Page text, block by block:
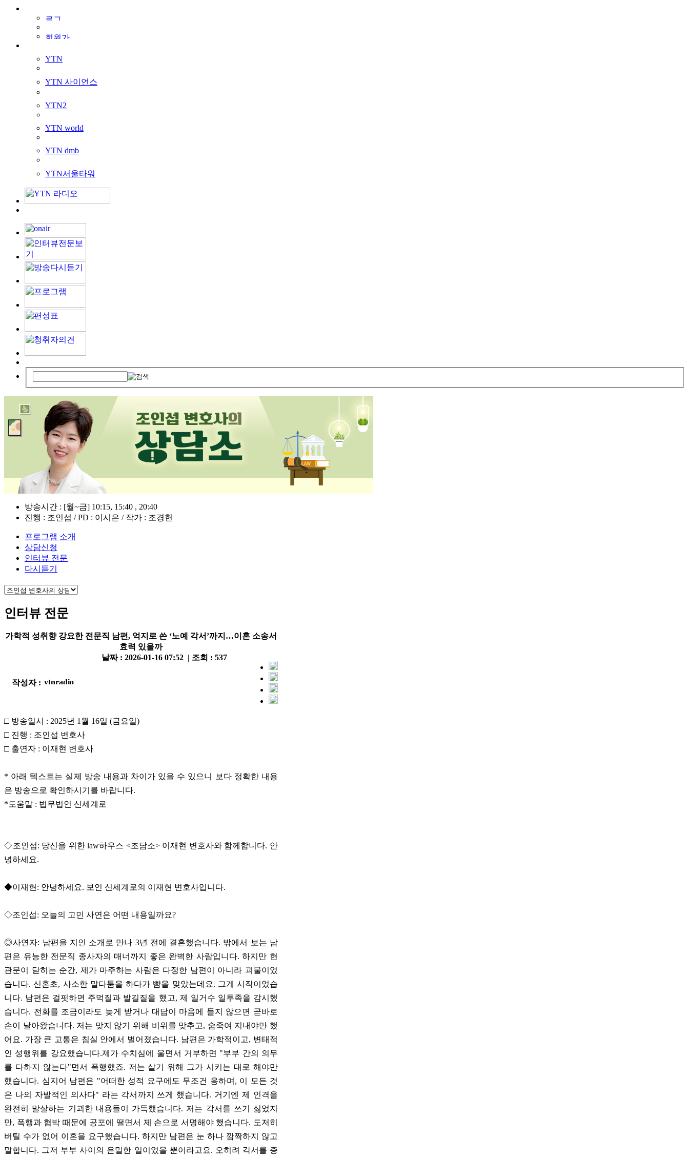
YTN
YTN 사이언스
YTN2
YTN world
YTN dmb
YTN서울타워
방송시간 : [월~금] 10:15, 15:40 , 20:40
진행 : 조인섭 / PD : 이시은 / 작가 : 조경헌
프로그램 소개
상담신청
인터뷰 전문
다시듣기
인터뷰 전문
가학적 성취향 강요한 전문직 남편, 억지로 쓴 ‘노예 각서’까지…이혼 소송서
효력 있을까
작성자 :
날짜 : 2026-01-16 07:52 | 조회 : 537
□ 방송일시 : 2025년 1월 16일 (금요일)
□ 진행 : 조인섭 변호사
□ 출연자 : 이재현 변호사
* 아래 텍스트는 실제 방송 내용과 차이가 있을 수 있으니 보다 정확한 내용
은 방송으로 확인하시기를 바랍니다.
*도움말 : 법무법인 신세계로
◇조인섭: 당신을 위한 law하우스 <조담소> 이재현 변호사와 함께합니다. 안
녕하세요.
◆이재현: 안녕하세요. 보인 신세계로의 이재현 변호사입니다.
◇조인섭: 오늘의 고민 사연은 어떤 내용일까요?
◎사연자: 남편을 지인 소개로 만나 3년 전에 결혼했습니다. 밖에서 보는 남
편은 유능한 전문직 종사자의 매너까지 좋은 완벽한 사람입니다. 하지만 현
관문이 닫히는 순간, 제가 마주하는 사람은 다정한 남편이 아니라 괴물이었
습니다. 신혼초, 사소한 말다툼을 하다가 뺨을 맞았는데요. 그게 시작이었습
니다. 남편은 걸핏하면 주먹질과 발길질을 했고, 제 일거수 일투족을 감시했
습니다. 전화를 조금이라도 늦게 받거나 대답이 마음에 들지 않으면 곧바로
손이 날아왔습니다. 저는 맞지 않기 위해 비위를 맞추고, 숨죽여 지내야만 했
어요. 가장 큰 고통은 침실 안에서 벌어졌습니다. 남편은 가학적이고, 변태적
인 성행위를 강요했습니다.제가 수치심에 울면서 거부하면 "부부 간의 의무
를 다하지 않는다"면서 폭행했죠. 저는 살기 위해 그가 시키는 대로 해야만
했습니다. 심지어 남편은 "어떠한 성적 요구에도 무조건 응하며, 이 모든 것
은 나의 자발적인 의사다" 라는 각서까지 쓰게 했습니다. 거기엔 제 인격을
완전히 말살하는 기괴한 내용들이 가득했습니다. 저는 각서를 쓰기 싫었지
만, 폭행과 협박 때문에 공포에 떨면서 제 손으로 서명해야 했습니다. 도저히
버틸 수가 없어 이혼을 요구했습니다. 하지만 남편은 눈 하나 깜짝하지 않고
말합니다. 그저 부부 사이의 은밀한 일이었을 뿐이라고요. 오히려 각서를 증